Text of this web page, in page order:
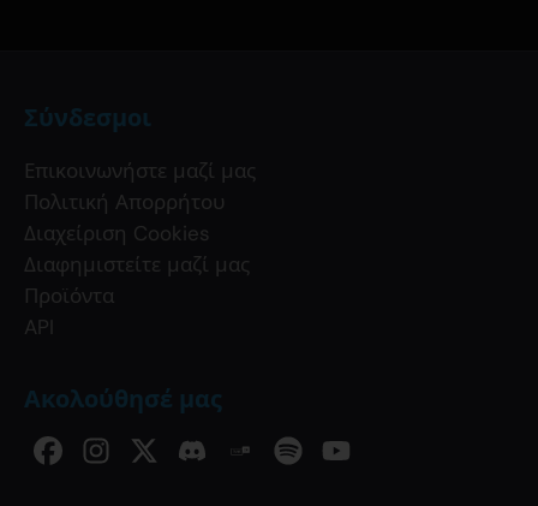
Σύνδεσμοι
Επικοινωνήστε μαζί μας
Πολιτική Απορρήτου
Διαχείριση Cookies
Διαφημιστείτε μαζί μας
Προϊόντα
API
Ακολούθησέ μας